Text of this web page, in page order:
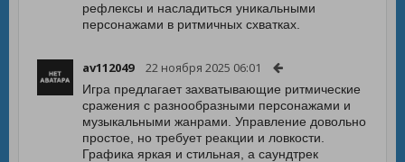
рефлексы и насладиться уникальными
персонажами в ритмичных схватках.
av112049 22 ноября 2025 06:01
Игра предлагает захватывающие ритмические
сражения с разнообразными персонажами и
музыкальными жанрами. Управление довольно
простое, но требует реакции и ловкости.
Графика яркая и стильная, а саундтрек